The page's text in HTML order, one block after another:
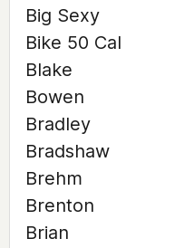
Big Sexy
Bike 50 Cal
Blake
Bowen
Bradley
Bradshaw
Brehm
Brenton
Brian